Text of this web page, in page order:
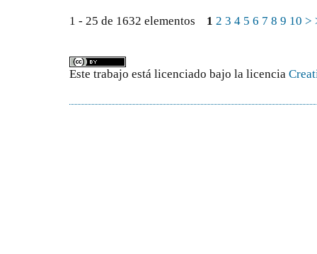
1 - 25 de 1632 elementos 1 2 3 4 5 6 7 8 9 10 >
Este trabajo está licenciado bajo la licencia